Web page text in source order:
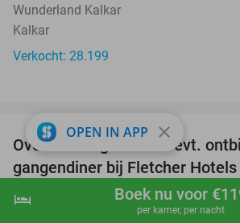
shopping_cart Boek nu
hotel Boek nu voor
per kamer, per nacht
Wunderland Kalkar
Kalkar
Verkocht: 28.199
Overnachting voor 2 + evt.
gangendiner bij Fletcher Hotels
Fletcher Hotels
Wolfheze (+ meerdere locaties) (6 km)
OPEN IN APP close